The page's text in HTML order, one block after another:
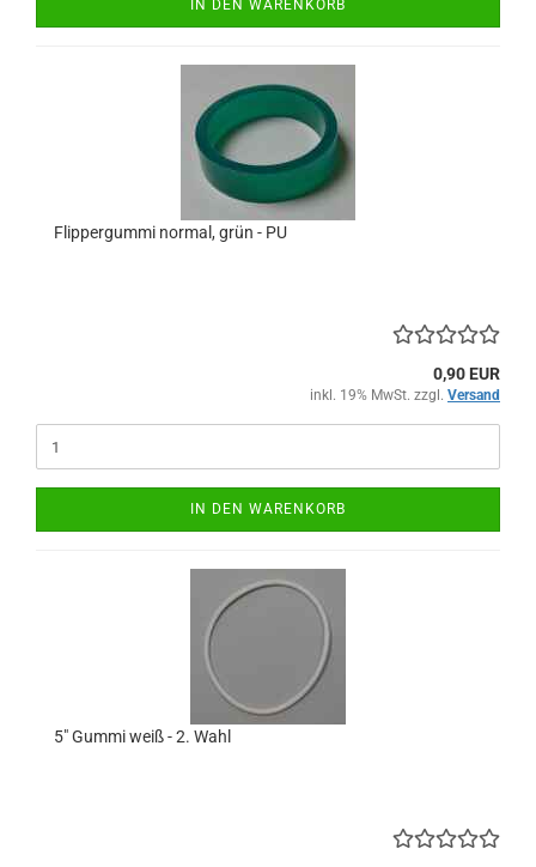
IN DEN WARENKORB
Flippergummi normal, grün - PU
0,90 EUR
inkl. 19% MwSt. zzgl. Versand
IN DEN WARENKORB
5" Gummi weiß - 2. Wahl